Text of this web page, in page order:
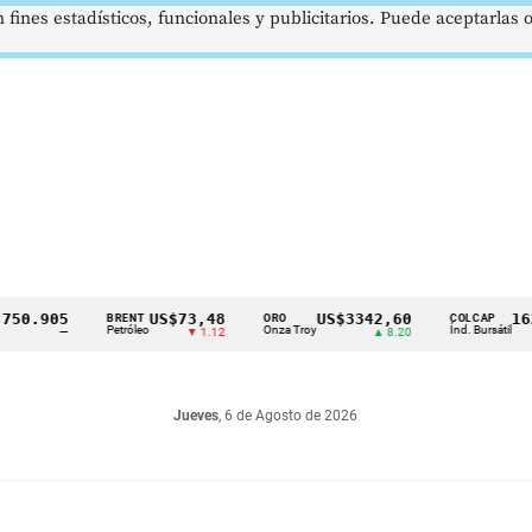
BRENT
Petróleo
US$73,48
▼ 1.12
ORO
Onza Troy
US$3342,60 COLCAP
Índ. Bursátil
Jueves, 6 de Agosto de 2026
estadísticos, funcionales y publicitarios. Puede aceptarlas